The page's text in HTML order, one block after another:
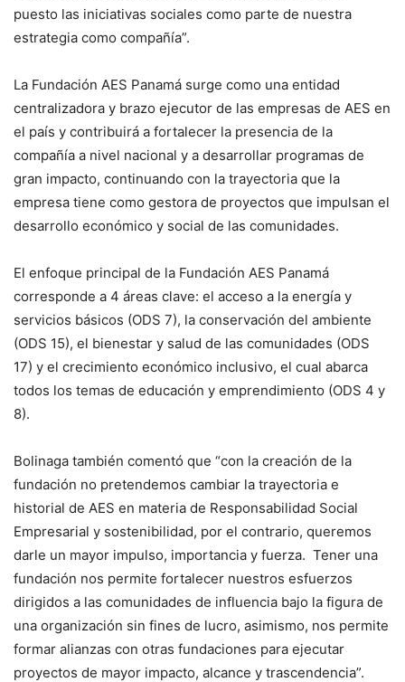
puesto las iniciativas sociales como parte de nuestra
estrategia como compañía”.
La Fundación AES Panamá surge como una entidad
centralizadora y brazo ejecutor de las empresas de AES en
el país y contribuirá a fortalecer la presencia de la
compañía a nivel nacional y a desarrollar programas de
gran impacto, continuando con la trayectoria que la
empresa tiene como gestora de proyectos que impulsan el
desarrollo económico y social de las comunidades.
El enfoque principal de la Fundación AES Panamá
corresponde a 4 áreas clave: el acceso a la energía y
servicios básicos (ODS 7), la conservación del ambiente
(ODS 15), el bienestar y salud de las comunidades (ODS
17) y el crecimiento económico inclusivo, el cual abarca
todos los temas de educación y emprendimiento (ODS 4 y
8).
Bolinaga también comentó que “con la creación de la
fundación no pretendemos cambiar la trayectoria e
historial de AES en materia de Responsabilidad Social
Empresarial y sostenibilidad, por el contrario, queremos
darle un mayor impulso, importancia y fuerza. Tener una
fundación nos permite fortalecer nuestros esfuerzos
dirigidos a las comunidades de influencia bajo la figura de
una organización sin fines de lucro, asimismo, nos permite
formar alianzas con otras fundaciones para ejecutar
proyectos de mayor impacto, alcance y trascendencia”.